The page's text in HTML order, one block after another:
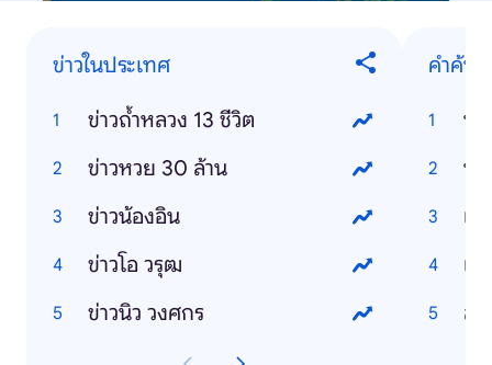
ข่าวในประเทศ
ข่าวถ้ำหลวง 13 ชีวิต
ข่าวหวย 30 ล้าน
ข่าวน้องอิน
ข่าวโอ วรุฒ
ข่าวนิว วงศกร
คำค้น
บุ
บ
เ
เ
สั